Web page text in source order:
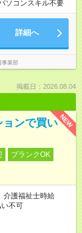
ソコンスキル不要
詳細へ
事業部
掲載日：2026.08.04
NEW
ョンで買い
ブランクOK
護福祉士時給
不可